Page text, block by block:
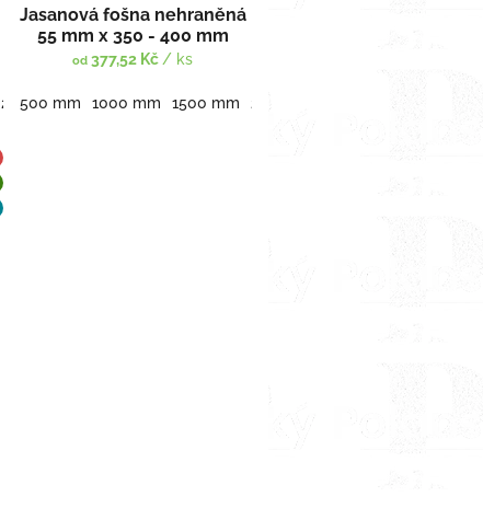
3500 mm
2000 mm 2500 mm 3000 mm 3500 mm
Jasanová fošna nehraněná
55 mm x 350 - 400 mm
od 377,52 Kč/ ks
500 mm 1000 mm 1500 mm 2000 mm